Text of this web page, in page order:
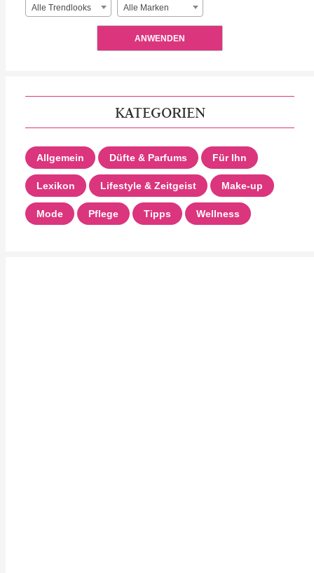
Alle Trendlooks Alle Marken
ANWENDEN
KATEGORIEN
Allgemein Düfte & Parfums Für Ihn
Lexikon Lifestyle & Zeitgeist Make-up
Mode Pflege Tipps Wellness